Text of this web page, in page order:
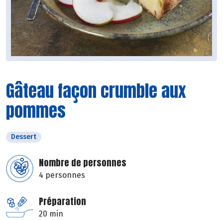
Gâteau façon crumble aux
pommes
Dessert
Nombre de personnes
4 personnes
Préparation
20 min